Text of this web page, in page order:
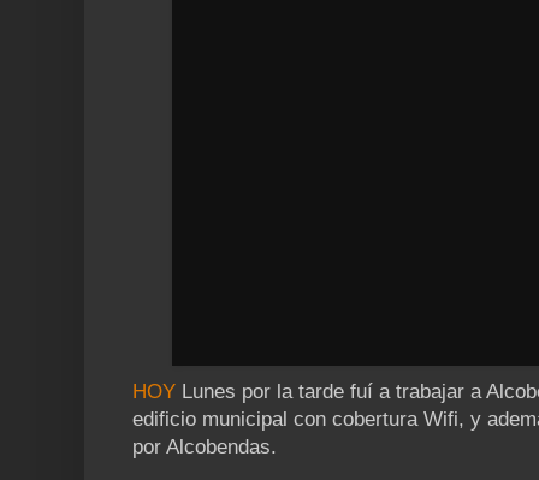
HOY Lunes por la tarde fuí a trabajar a
edificio municipal con cobertura Wifi, y
por Alcobendas.